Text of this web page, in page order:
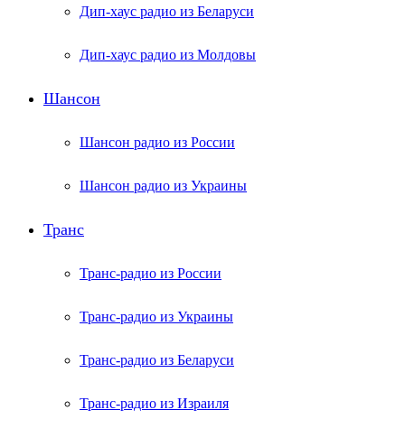
Дип-хаус радио из Беларуси
Дип-хаус радио из Молдовы
Шансон
Шансон радио из России
Шансон радио из Украины
Транс
Транс-радио из России
Транс-радио из Украины
Транс-радио из Беларуси
Транс-радио из Израиля